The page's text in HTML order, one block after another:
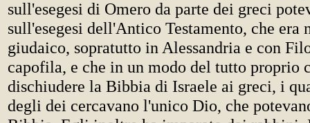
sull'esegesi di Omero da parte dei greci
sull'esegesi dell'Antico Testamento, che era
giudaico, sopratutto in Alessandria e con
capofila, e che in un modo del tutto proprio
dischiudere la Bibbia di Israele ai greci, i
degli dei cercavano l'unico Dio, che